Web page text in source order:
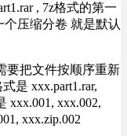
, 7z格式的第一
个压缩分卷 就是默认
要把文件按顺序重新
是 xxx.part1.rar,
xxx.001, xxx.002,
xxx.zip.002